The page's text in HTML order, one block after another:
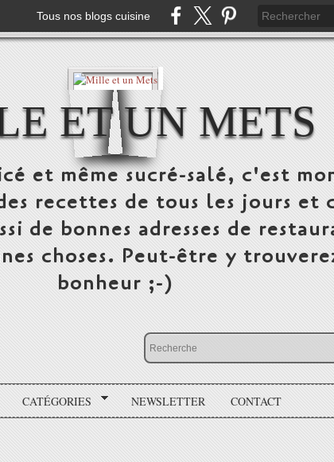
Tous nos blogs cuisine
ET UN METS
et même sucré-salé, c'est
recettes de tous les jours et
de bonnes adresses de
choses. Peut-être y
bonheur ;-)
CATÉGORIES NEWSLETTER CONTACT